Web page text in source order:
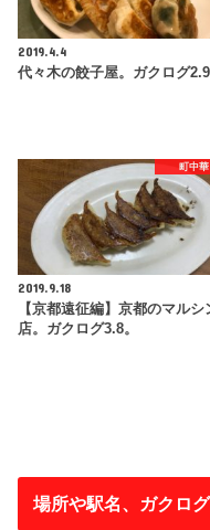
2019.4.4
代々木の餃子屋。ガクログ2.9
町中華
2019.9.18
【京都遠征編】京都のマルシ
店。ガクログ3.8。
場所や駅名、ガクロ